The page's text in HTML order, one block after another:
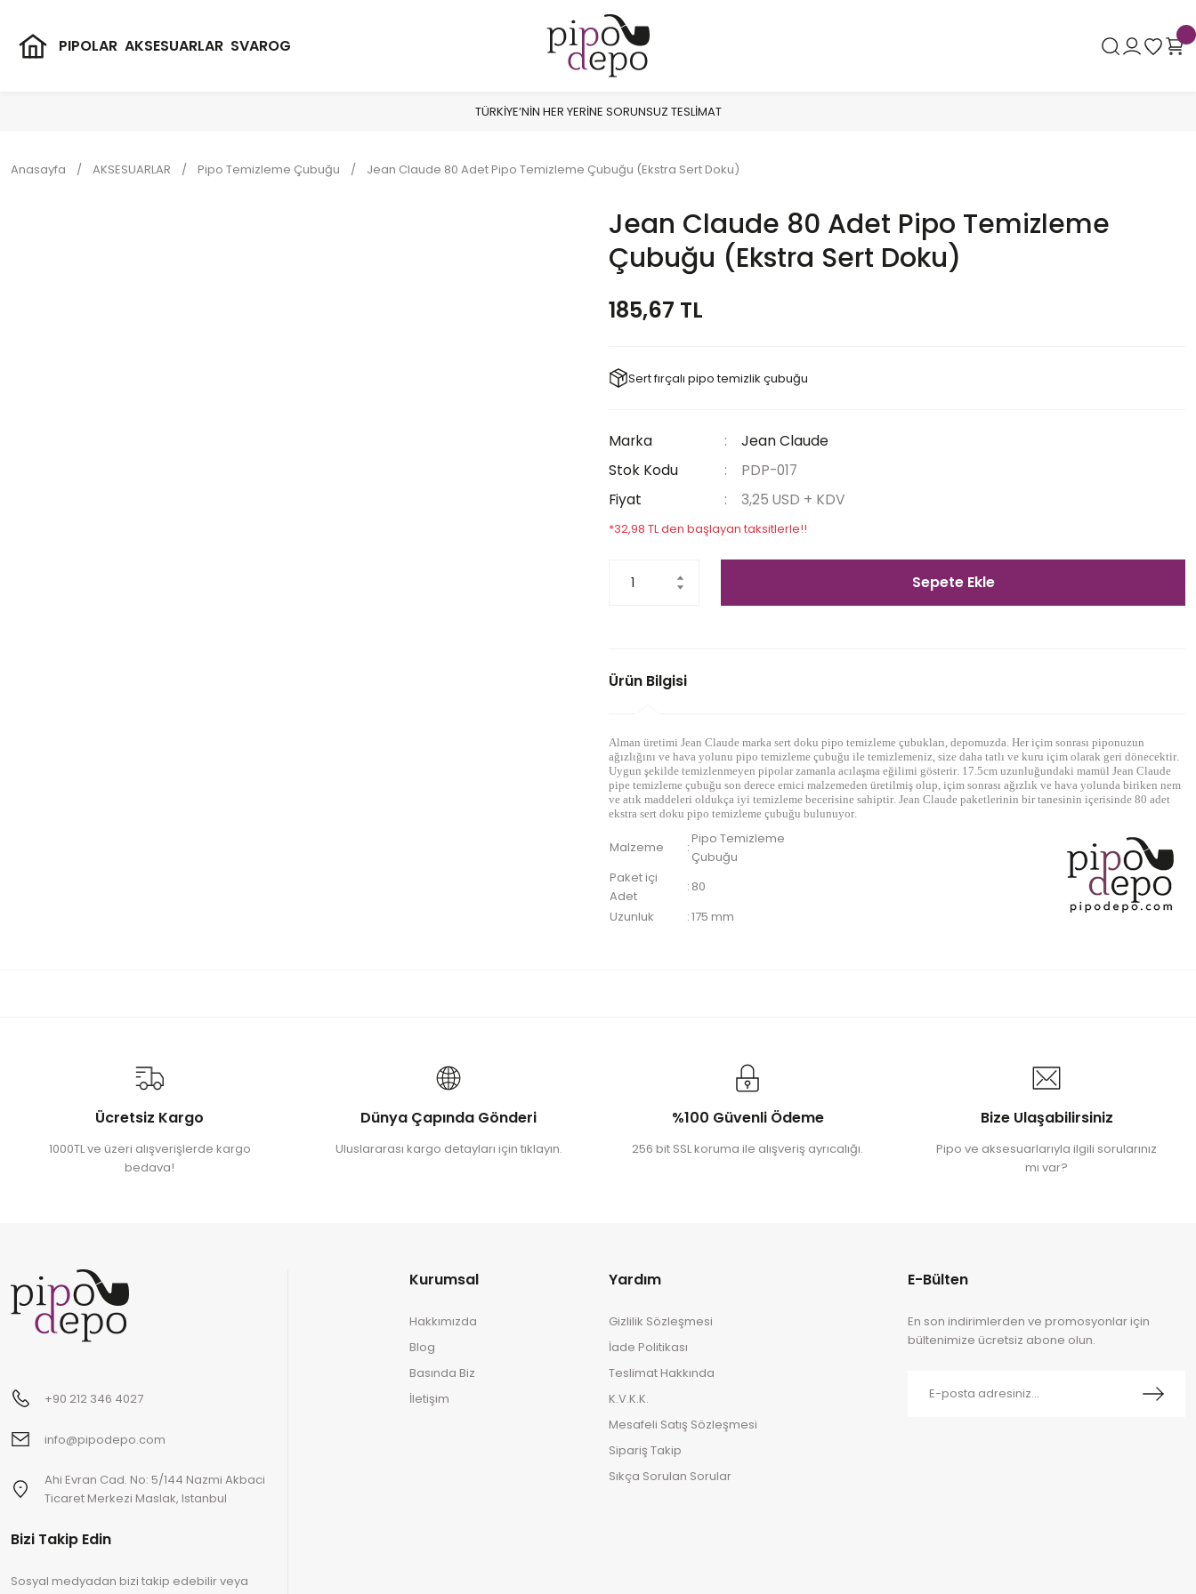
PIPOLAR AKSESUARLAR SVAROG
TÜRKİYE’NİN HER YERİNE SORUNSUZ TESLİMAT
Anasayfa AKSESUARLAR Pipo Temizleme Çubuğu Jean Claude 80 Adet Pipo Temizleme Çubuğu (Ekstra Sert Doku)
Jean Claude 80 Adet Pipo Temizleme
Çubuğu (Ekstra Sert Doku)
185,67 TL
Sert fırçalı pipo temizlik çubuğu
Marka
Jean Claude
Stok Kodu
PDP-017
Fiyat
3,25 USD + KDV
*32,98 TL den başlayan taksitlerle!!
Sepete Ekle
Ürün Bilgisi
Alman üretimi Jean Claude marka sert doku pipo temizleme çubukları, depomuzda. Her içim sonrası piponuzun
ağızlığını ve hava yolunu pipo temizleme çubuğu ile temizlemeniz, size daha tatlı ve kuru içim olarak geri dönecektir.
Uygun şekilde temizlenmeyen pipolar zamanla acılaşma eğilimi gösterir. 17.5cm uzunluğundaki mamül Jean Claude
pipe temizleme çubuğu son derece emici malzemeden üretilmiş olup, içim sonrası ağızlık ve hava yolunda biriken nem
ve atık maddeleri oldukça iyi temizleme becerisine sahiptir. Jean Claude paketlerinin bir tanesinin içerisinde 80 adet
ekstra sert doku pipo temizleme çubuğu bulunuyor.
Malzeme :
Pipo Temizleme
Çubuğu
Paket içi
Adet
: 80
Uzunluk
:175 mm
Ücretsiz Kargo
1000TL ve üzeri alışverişlerde kargo
bedava!
Dünya Çapında Gönderi
Uluslararası kargo detayları için tıklayın.
%100 Güvenli Ödeme
256 bit SSL koruma ile alışveriş ayrıcalığı.
Bize Ulaşabilirsiniz
Pipo ve aksesuarlarıyla ilgili sorularınız
mı var?
+90 212 346 4027
info@pipodepo.com
Ahi Evran Cad. No: 5/144 Nazmi Akbaci
Ticaret Merkezi Maslak, Istanbul
Bizi Takip Edin
Sosyal medyadan bizi takip edebilir veya
Kurumsal
Hakkımızda
Blog
Basında Biz
İletişim
Yardım
Gizlilik Sözleşmesi
İade Politikası
Teslimat Hakkında
K.V.K.K.
Mesafeli Satış Sözleşmesi
Sipariş Takip
Sıkça Sorulan Sorular
E-Bülten
En son indirimlerden ve promosyonlar için
bültenimize ücretsiz abone olun.